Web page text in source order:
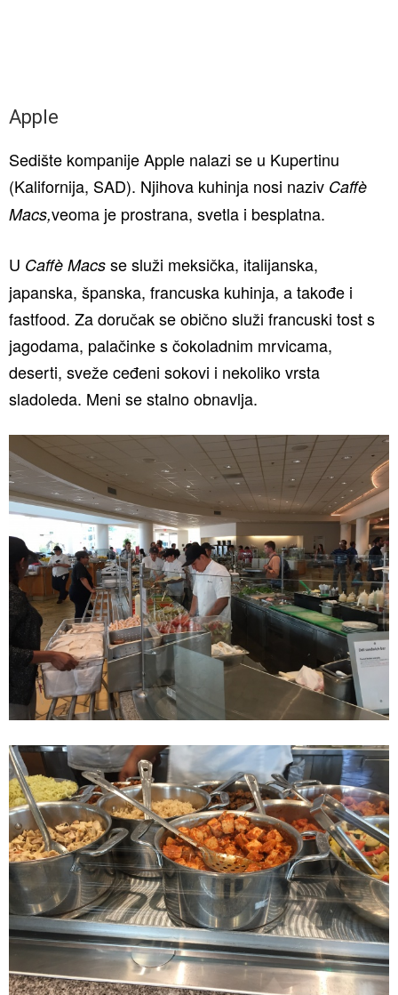
Apple
Sedište kompanije Apple nalazi se u Kupertinu
(Kalifornija, SAD). Njihova kuhinja nosi naziv Caffè
Macs,veoma je prostrana, svetla i besplatna.
U Caffè Macs se služi meksička, italijanska,
japanska, španska, francuska kuhinja, a takođe i
fastfood. Za doručak se obično služi francuski tost s
jagodama, palačinke s čokoladnim mrvicama,
deserti, sveže ceđeni sokovi i nekoliko vrsta
sladoleda. Meni se stalno obnavlja.